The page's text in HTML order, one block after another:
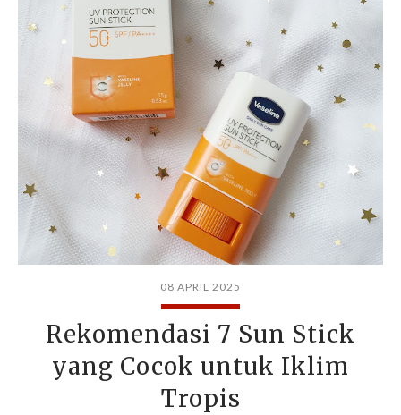
08 APRIL 2025
Rekomendasi 7 Sun Stick
yang Cocok untuk Iklim
Tropis